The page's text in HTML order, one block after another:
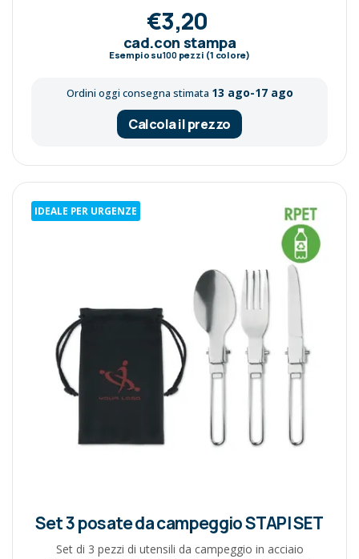
€3,20
cad.con stampa
Esempio su100pezzi (1 colore)
Ordini oggi consegna stimata 13 ago-17 ago
Calcola il prezzo
IDEALE PER URGENZE
Set 3 posate da campeggio STAPI SET
Set di 3 pezzi di utensili da campeggio in acciaio